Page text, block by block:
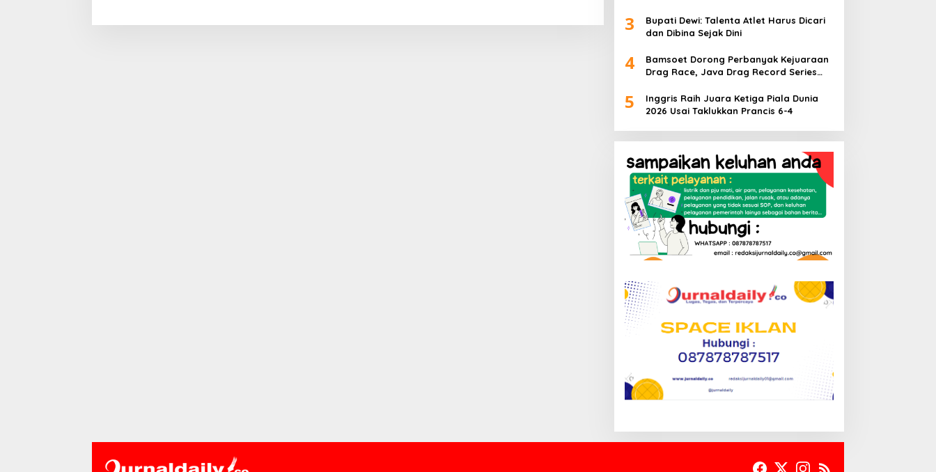
3
Bupati Dewi: Talenta Atlet Harus Dicari
dan Dibina Sejak Dini
4
Bamsoet Dorong Perbanyak Kejuaraan
Drag Race, Java Drag Record Series
Muda
5
Inggris Raih Juara Ketiga Piala Dunia
2026 Usai Taklukkan Prancis 6-4